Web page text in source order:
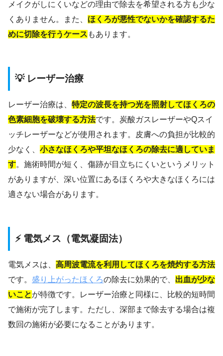
メイクがしにくいなどの理由で除去を希望される方も少な
くありません。また、 ほくろが悪性でないかを確認するた
めに切除を行うケース もあります。
💡 レーザー治療
レーザー治療は、 特定の波長を持つ光を照射してほくろの
色素細胞を破壊する方法です。炭酸ガスレーザーやQスイ
ッチレーザーなどが使用されます。皮膚への負担が比較的
少なく、 小さなほくろや平坦なほくろの除去に適していま
す。施術時間が短く、傷跡が目立ちにくいというメリット
がありますが、深い位置にあるほくろや大きなほくろには
適さない場合があります。
⚡ 電気メス（電気凝固法）
電気メスは、 高周波電流を利用してほくろを焼灼する方法
です。 盛り上がったほくろの除去に効果的で、 出血が少な
いことが特徴です。レーザー治療と同様に、比較的短時間
で施術が完了します。ただし、深部まで除去する場合は複
数回の施術が必要になることがあります。